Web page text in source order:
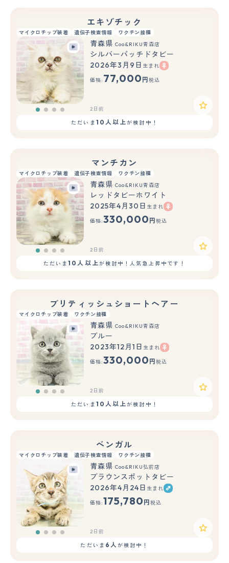
エキゾチック
マイクロチップ装着 遺伝子検査情報 ワクチン接種
青森県 Coo&RIKU青森店
シルバーパッチドタビー
2026年3月9日 生まれ
価格: 77,000 円 税込
2日前
ただいま 10人以上が検討中！
マンチカン
マイクロチップ装着 遺伝子検査情報 ワクチン接種
青森県 Coo&RIKU青森店
レッドタビーホワイト
2025年4月30日 生まれ
価格:330,000 円 税込
2日前
ただいま10人以上が検討中！人気急上昇中です！
ブリティッシュショートヘアー
マイクロチップ装着 ワクチン接種
青森県 Coo&RIKU青森店
ブルー
2023年12月1日 生まれ
価格:330,000 円 税込
2日前
ただいま 10人以上が検討中！
ベンガル
マイクロチップ装着 遺伝子検査情報 ワクチン接種
青森県 Coo&RIKU弘前店
ブラウンスポットタビー
2026年4月24日 生まれ
価格:175,780 円 税込
2日前
ただいま 6人が検討中！